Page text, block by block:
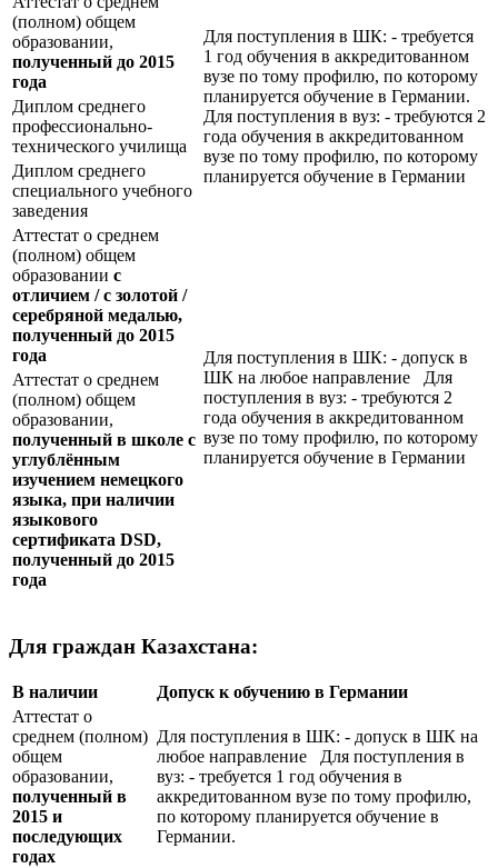
(полном) общем
образовании,
полученный до 2015
года
Для поступления в ШК: - требуется
1 год обучения в аккредитованном
вузе по тому профилю, по которому
планируется обучение в Германии.
Для поступления в вуз: - требуются 2
года обучения в аккредитованном
вузе по тому профилю, по которому
планируется обучение в Германии
Диплом среднего
профессионально-
технического училища
Диплом среднего
специального учебного
заведения
Аттестат о среднем
(полном) общем
образовании с
отличием / с золотой /
серебряной медалью,
полученный до 2015
года
Для поступления в ШК: - допуск в
ШК на любое направление Для
поступления в вуз: - требуются 2
года обучения в аккредитованном
вузе по тому профилю, по которому
планируется обучение в Германии
Аттестат о среднем
(полном) общем
образовании,
полученный в школе с
углублённым
изучением немецкого
языка, при наличии
языкового
сертификата DSD,
полученный до 2015
года
Для граждан Казахстана:
В наличии
Допуск к обучению в Германии
Аттестат о
среднем (полном)
общем
образовании,
полученный в
2015 и
последующих
годах
Для поступления в ШК: - допуск в ШК на
любое направление Для поступления в
вуз: - требуется 1 год обучения в
аккредитованном вузе по тому профилю,
по которому планируется обучение в
Германии.